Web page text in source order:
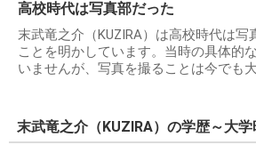
高校時代は写真部だった
末武竜之介（KUZIRA）は高校時代は写
ことを明かしています。当時の具体的
いませんが、写真を撮ることは今でも
末武竜之介（KUZIRA）の学歴～大学